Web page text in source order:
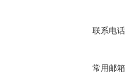
联系电话
常用邮箱